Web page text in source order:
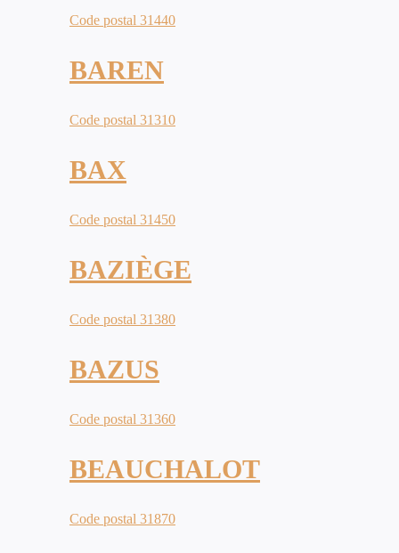
Code postal 31440
BAREN
Code postal 31310
BAX
Code postal 31450
BAZIÈGE
Code postal 31380
BAZUS
Code postal 31360
BEAUCHALOT
Code postal 31870